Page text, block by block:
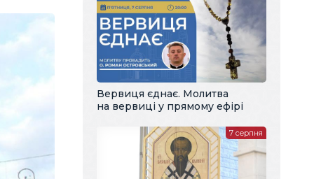
Вервиця єднає. Молитва
на вервиці у прямому ефірі
7 серпня